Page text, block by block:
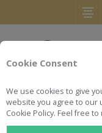
Cookie Consent
We use cookies to give
website you agree to our
Cookie Policy. Feel free